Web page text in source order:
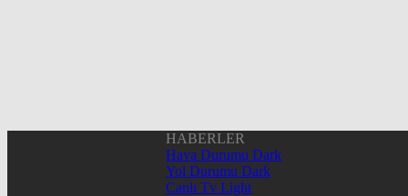
HABERLER
Hava Durumu Dark
Yol Durumu Dark
Canlı Tv Light